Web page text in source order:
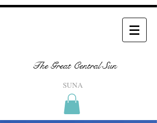
The Great Central Sun
SUNA